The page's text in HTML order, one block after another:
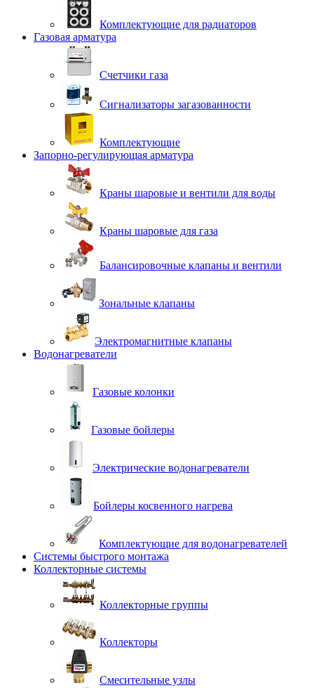
Комплектующие для радиаторов
Газовая арматура
Счетчики газа
Сигнализаторы загазованности
Комплектующие
Запорно-регулирующая арматура
Краны шаровые и вентили для воды
Краны шаровые для газа
Балансировочные клапаны и вентили
Зональные клапаны
Электромагнитные клапаны
Водонагреватели
Газовые колонки
Газовые бойлеры
Электрические водонагреватели
Бойлеры косвенного нагрева
Комплектующие для водонагревателей
Системы быстрого монтажа
Коллекторные системы
Коллекторные группы
Коллекторы
Смесительные узлы